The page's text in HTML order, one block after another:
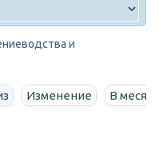
и
Изменение В месяц